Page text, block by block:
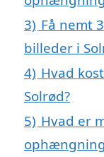
3) Få nemt
billeder i
4) Hvad
Solrød?
5) Hvad er